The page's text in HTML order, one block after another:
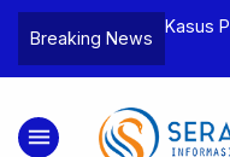
Breaking News
Bea Cukai
Pelaku beserta
dan 146 Gram
Kasus
Tebo
menu